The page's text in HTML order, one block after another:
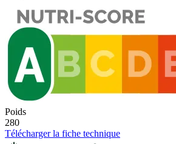
Poids
280
Télécharger la fiche technique